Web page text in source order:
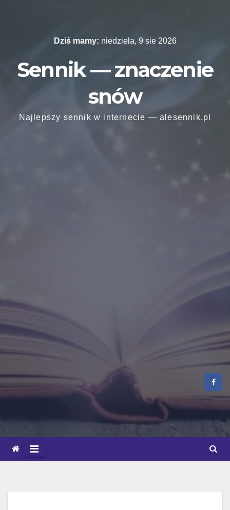
Dziś mamy: niedziela, 9 sie 2026
Sennik — znaczenie
snów
Najlepszy sennik w internecie — alesennik.pl